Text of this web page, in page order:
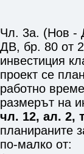
Чл. 3а. (Нов -
ДВ, бр. 80 от
инвестиция
проект се
работно
размерът на
чл. 12, ал. 2,
планираните
по-малко от: